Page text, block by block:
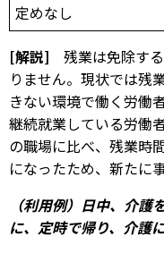
定めなし
[解説] 残業は免除す
りません。現状では残
きない環境で働く労働
継続就業している労働
の職場に比べ、残業時
になったため、新たに
（利用例） 日中、介護
に、定時で帰り、介護